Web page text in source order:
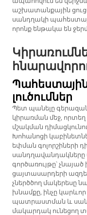
աշխատանքային
սանդղակի
որոնք ենթակա են
լուծումներ
Պետ պանելը
կիրառման մեջ,
մշակման
Խոհանոցի
եփման գոլորշիների
սանդղավանդակները
գործառույթը՝
ցայտասարդերի
չներծծող մակերեսը
խնամքը, ինչը
պատրաստման և
մակարդակ ունեցող